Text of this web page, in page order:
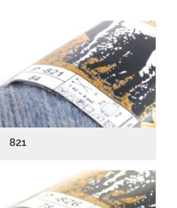
821